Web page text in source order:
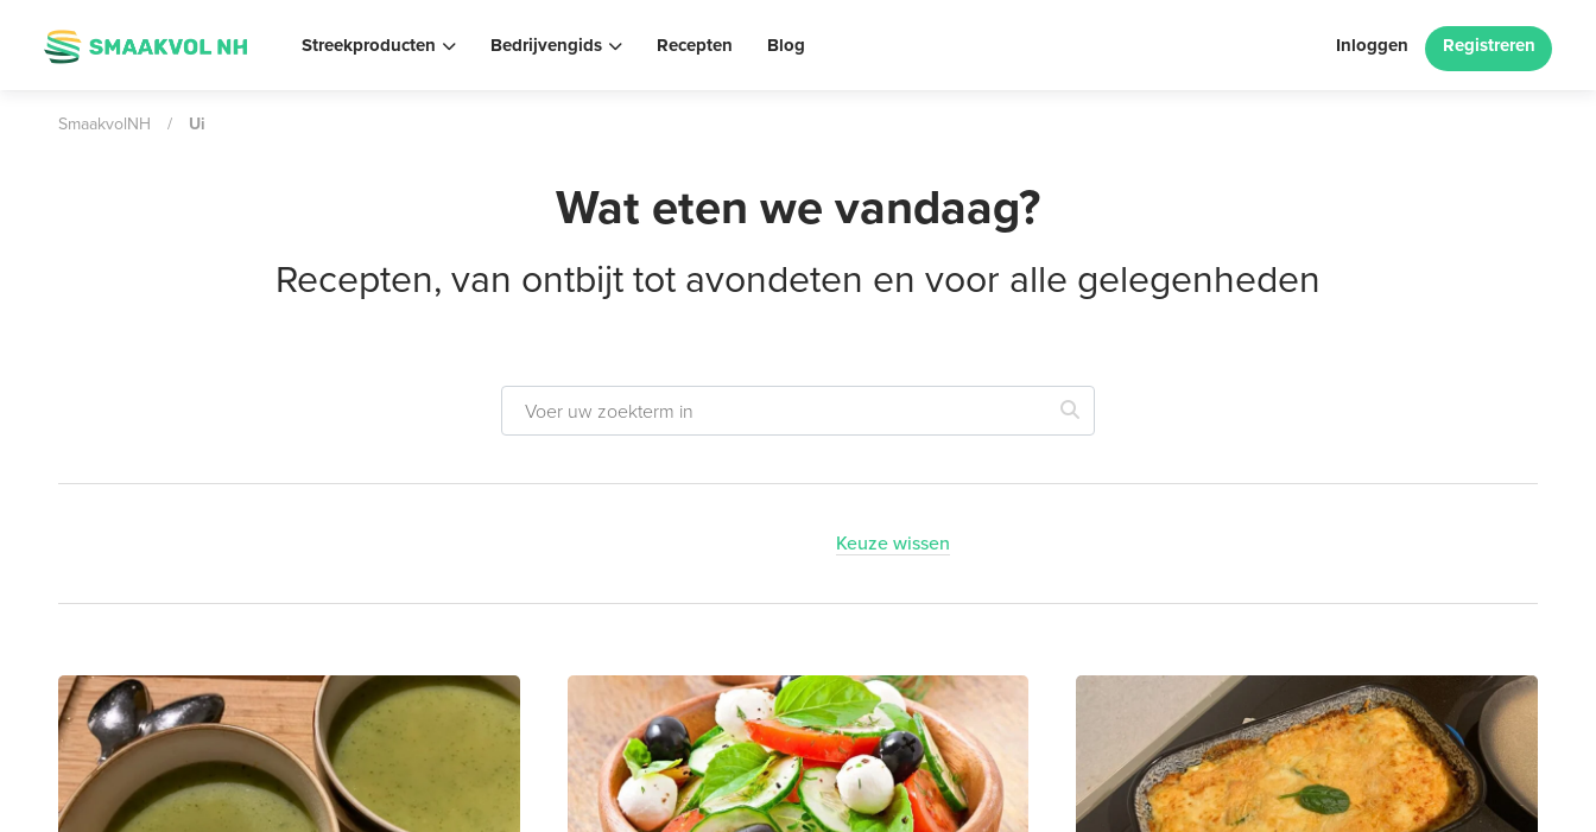
Streekproducten Bedrijvengids Recepten Blog Inloggen Registreren
SmaakvolNH / Ui
Wat eten we vandaag?
Recepten, van ontbijt tot avondeten en voor alle gelegenheden
Keuze wissen